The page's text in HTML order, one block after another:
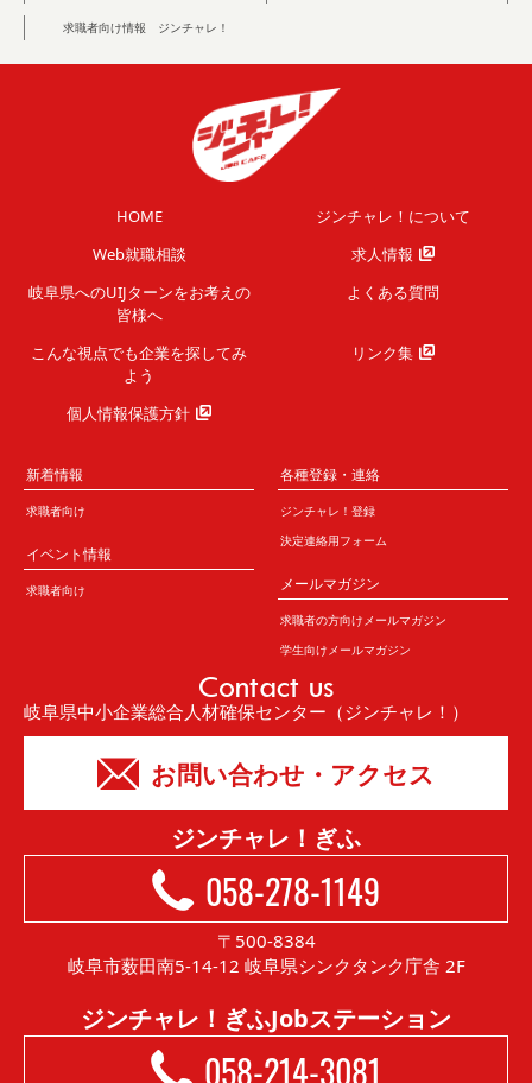
求職者向け情報 ジンチャレ！
HOME
ジンチャレ！について
Web就職相談
求人情報
岐阜県へのUIJターンをお考えの
皆様へ
よくある質問
こんな視点でも企業を探してみ
よう
リンク集
個人情報保護方針
新着情報
求職者向け
イベント情報
求職者向け
各種登録・連絡
ジンチャレ！登録
決定連絡用フォーム
メールマガジン
求職者の方向けメールマガジン
学生向けメールマガジン
Contact us
岐阜県中小企業総合人材確保センター（ジンチャレ！）
お問い合わせ・アクセス
ジンチャレ！ぎふ
058-278-1149
〒500-8384
岐阜市薮田南5-14-12 岐阜県シンクタンク庁舎 2F
ジンチャレ！ぎふJobステーション
058-214-3081